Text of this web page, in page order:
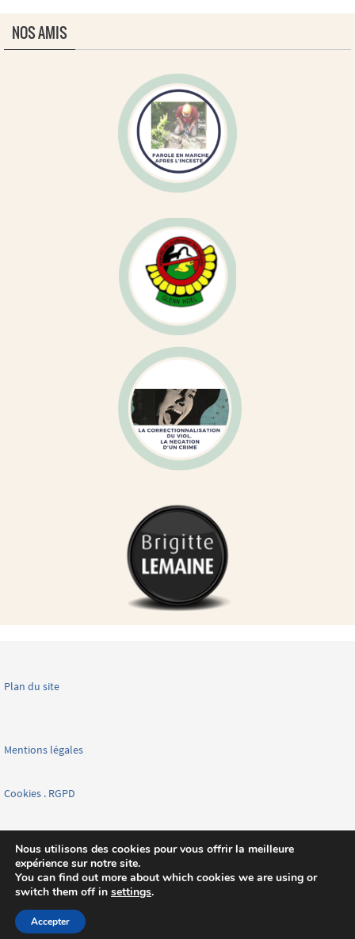
NOS AMIS
Plan du site
Mentions légales
Cookies . RGPD
Nous utilisons des cookies pour vous offrir la meilleure
expérience sur notre site.
You can find out more about which cookies we are using or
switch them off in settings.
Accepter